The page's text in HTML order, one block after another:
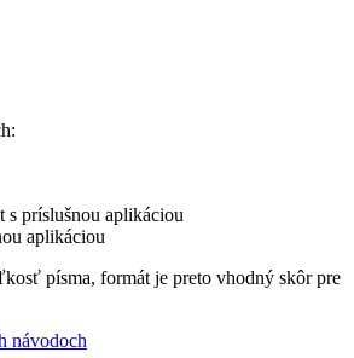
s príslušnou aplikáciou
aplikáciou
písma, formát je preto vhodný skôr pre
návodoch